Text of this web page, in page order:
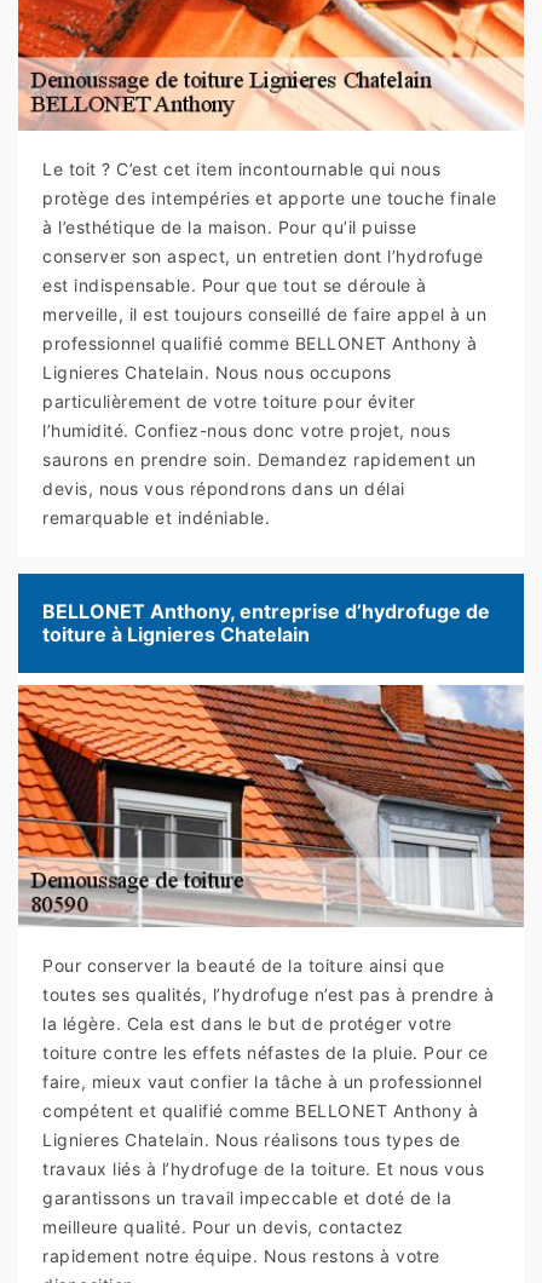
Le toit ? C’est cet item incontournable qui nous
protège des intempéries et apporte une touche finale
à l’esthétique de la maison. Pour qu’il puisse
conserver son aspect, un entretien dont l’hydrofuge
est indispensable. Pour que tout se déroule à
merveille, il est toujours conseillé de faire appel à un
professionnel qualifié comme BELLONET Anthony à
Lignieres Chatelain. Nous nous occupons
particulièrement de votre toiture pour éviter
l’humidité. Confiez-nous donc votre projet, nous
saurons en prendre soin. Demandez rapidement un
devis, nous vous répondrons dans un délai
remarquable et indéniable.
BELLONET Anthony, entreprise d’hydrofuge de
toiture à Lignieres Chatelain
Pour conserver la beauté de la toiture ainsi que
toutes ses qualités, l’hydrofuge n’est pas à prendre à
la légère. Cela est dans le but de protéger votre
toiture contre les effets néfastes de la pluie. Pour ce
faire, mieux vaut confier la tâche à un professionnel
compétent et qualifié comme BELLONET Anthony à
Lignieres Chatelain. Nous réalisons tous types de
travaux liés à l’hydrofuge de la toiture. Et nous vous
garantissons un travail impeccable et doté de la
meilleure qualité. Pour un devis, contactez
rapidement notre équipe. Nous restons à votre